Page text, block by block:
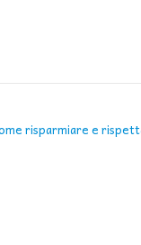
risparmiare e